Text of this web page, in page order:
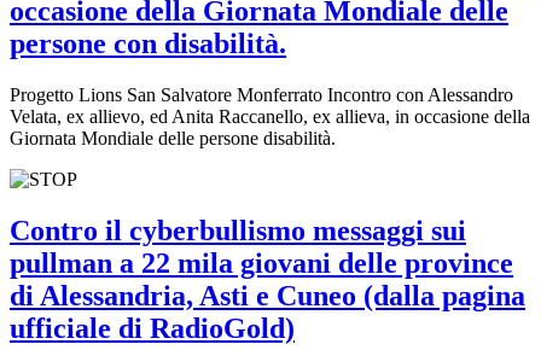
occasione della Giornata Mondiale delle
persone con disabilità.
Progetto Lions San Salvatore Monferrato Incontro con Alessandro
Velata, ex allievo, ed Anita Raccanello, ex allieva, in occasione della
Giornata Mondiale delle persone disabilità.
Contro il cyberbullismo messaggi sui
pullman a 22 mila giovani delle province
di Alessandria, Asti e Cuneo (dalla pagina
ufficiale di RadioGold)